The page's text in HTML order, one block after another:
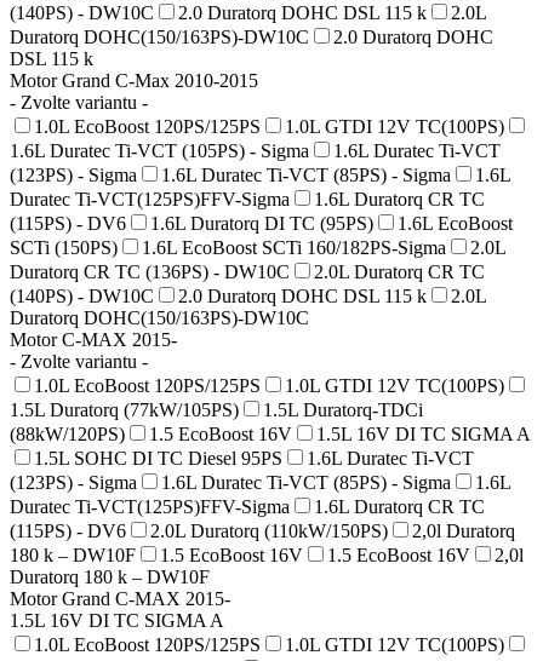
(140PS) - DW10C
2.0 Duratorq DOHC DSL 115 k
2.0L
Duratorq DOHC(150/163PS)-DW10C
2.0 Duratorq DOHC
DSL 115 k
Motor Grand C-Max 2010-2015
- Zvolte variantu -
1.0L EcoBoost 120PS/125PS
1.0L GTDI 12V TC(100PS)
1.6L Duratec Ti-VCT (105PS) - Sigma
1.6L Duratec Ti-VCT
(123PS) - Sigma
1.6L Duratec Ti-VCT (85PS) - Sigma
1.6L
Duratec Ti-VCT(125PS)FFV-Sigma
1.6L Duratorq CR TC
(115PS) - DV6
1.6L Duratorq DI TC (95PS)
1.6L EcoBoost
SCTi (150PS)
1.6L EcoBoost SCTi 160/182PS-Sigma
2.0L
Duratorq CR TC (136PS) - DW10C
2.0L Duratorq CR TC
(140PS) - DW10C
2.0 Duratorq DOHC DSL 115 k
2.0L
Duratorq DOHC(150/163PS)-DW10C
Motor C-MAX 2015-
- Zvolte variantu -
1.0L EcoBoost 120PS/125PS
1.0L GTDI 12V TC(100PS)
1.5L Duratorq (77kW/105PS)
1.5L Duratorq-TDCi
(88kW/120PS)
1.5 EcoBoost 16V
1.5L 16V DI TC SIGMA A
1.5L SOHC DI TC Diesel 95PS
1.6L Duratec Ti-VCT
(123PS) - Sigma
1.6L Duratec Ti-VCT (85PS) - Sigma
1.6L
Duratec Ti-VCT(125PS)FFV-Sigma
1.6L Duratorq CR TC
(115PS) - DV6
2.0L Duratorq (110kW/150PS)
2,0l Duratorq
180 k – DW10F
1.5 EcoBoost 16V 1.5 EcoBoost 16V
2,0l
Duratorq 180 k – DW10F
Motor Grand C-MAX 2015-
1.5L 16V DI TC SIGMA A
1.0L EcoBoost 120PS/125PS
1.0L GTDI 12V TC(100PS)